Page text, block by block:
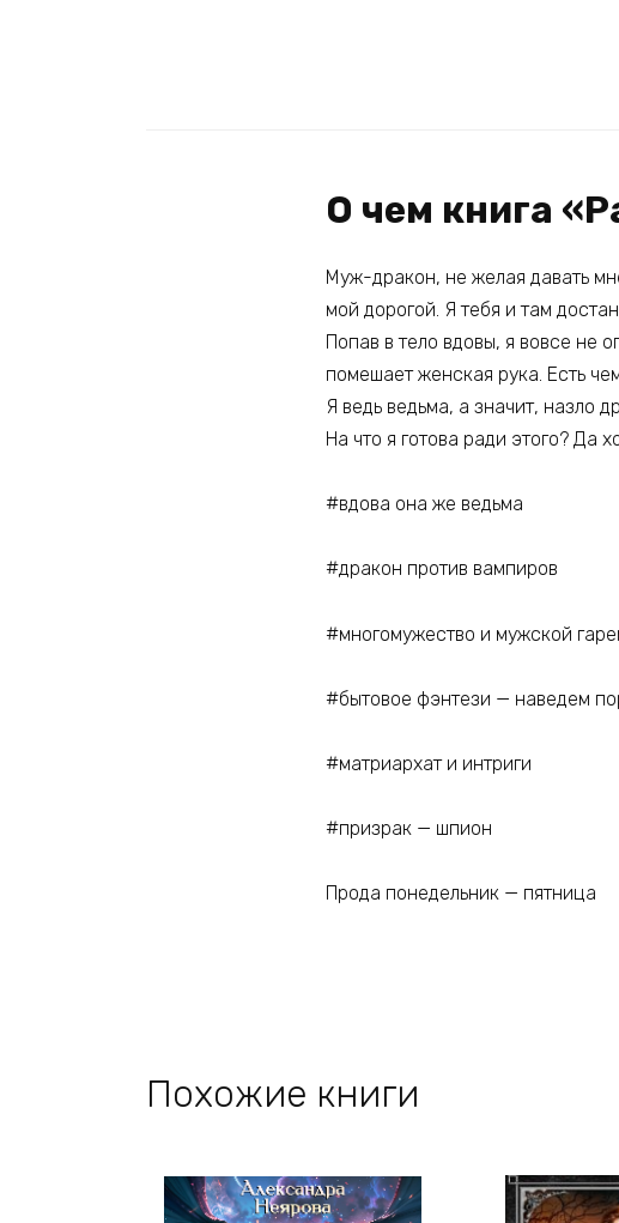
О чем книга
Муж-дракон, не желая давать
мой дорогой. Я тебя и там
Попав в тело вдовы, я вовсе не
помешает женская рука. Есть
Я ведь ведьма, а значит, назло
На что я готова ради этого? Да
#вдова она же ведьма
#дракон против вампиров
#многомужество и мужской
#бытовое фэнтези — наведем
#матриархат и интриги
#призрак — шпион
Прода понедельник — пятница
Похожие книги